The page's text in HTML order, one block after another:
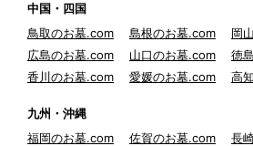
中国・四国
鳥取のお墓.com
島根のお墓.com
岡
広島のお墓.com
山口のお墓.com
徳
香川のお墓.com
愛媛のお墓.com 高
九州・沖縄
福岡のお墓.com
佐賀のお墓.com
長